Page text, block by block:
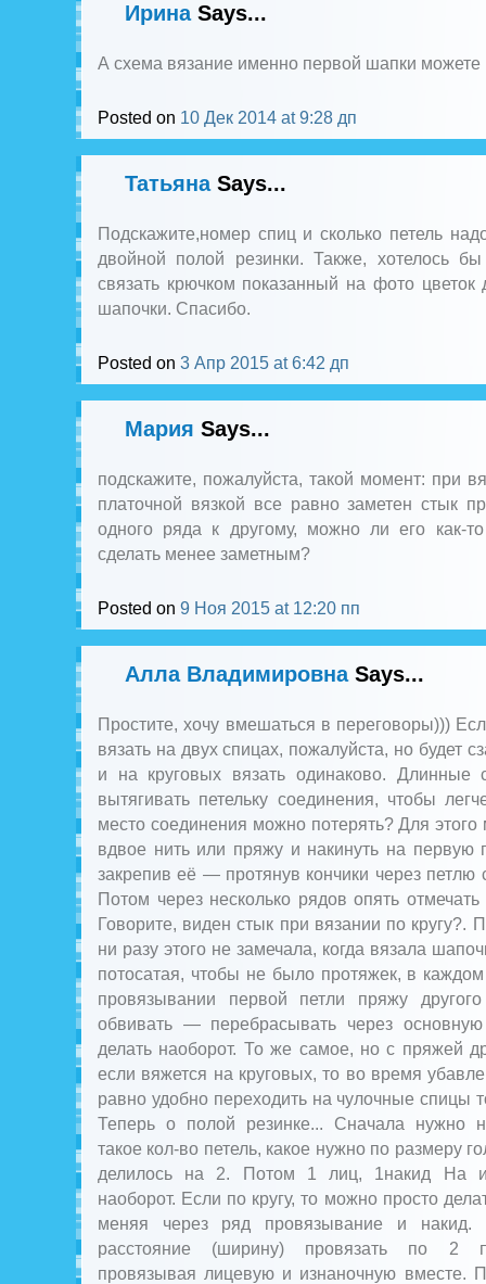
ИринаSays...
А схема вязание именно первой шапки можете
Posted on 10 Дек 2014 at 9:28 дп
ТатьянаSays...
Подскажите,номер спиц и сколько петель
двойной полой резинки. Также, хотелось
связать крючком показанный на фото цветок
шапочки. Спасибо.
Posted on 3 Апр 2015 at 6:42 дп
Мария Says...
подскажите, пожалуйста, такой момент: при
платочной вязкой все равно заметен стык
одного ряда к другому, можно ли его как-
сделать менее заметным?
Posted on 9 Ноя 2015 at 12:20 пп
Алла ВладимировнаSays...
Простите, хочу вмешаться в переговоры)))
вязать на двух спицах, пожалуйста, но будет
и на круговых вязать одинаково.
вытягивать петельку соединения, чтобы
место соединения можно потерять? Для
вдвое нить или пряжу и накинуть на первую
закрепив её — протянув кончики через петлю
Потом через несколько рядов опять
Говорите, виден стык при вязании по кругу?.
ни разу этого не замечала, когда вязала
потосатая, чтобы не было протяжек, в
провязывании первой петли пряжу
обвивать — перебрасывать через
делать наоборот. То же самое, но с пряжей
если вяжется на круговых, то во время
равно удобно переходить на чулочные спицы
Теперь о полой резинке... Сначала нужно
такое кол-во петель, какое нужно по размеру
делилось на 2. Потом 1 лиц, 1накид На
наоборот. Если по кругу, то можно просто
меняя через ряд провязывание и накид.
расстояние (ширину) провязать по 2
провязывая лицевую и изнаночную вместе.